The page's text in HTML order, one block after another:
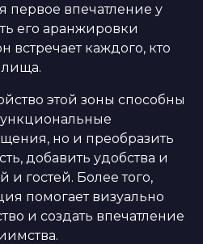
первое впечатление у
его аранжировки
встречает каждого, кто
этой зоны способны
но и преобразить
добавить удобства и
и гостей. Более того,
помогает визуально
и создать впечатление